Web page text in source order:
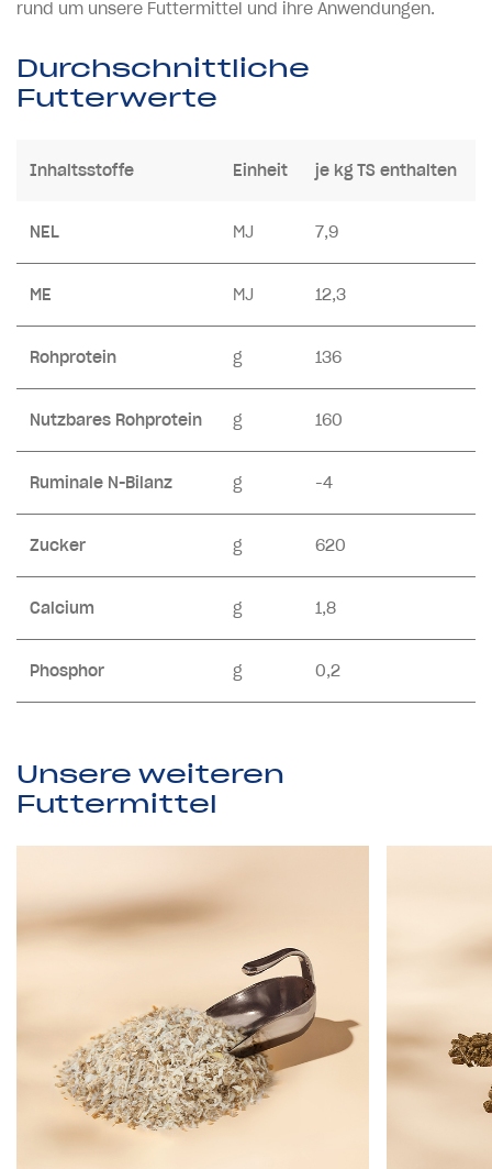
rund um unsere Futtermittel und ihre Anwendungen.
Durchschnittliche
Futterwerte
Inhaltsstoffe Einheit je kg TS enthalten
NEL MJ 7,9
ME MJ 12,3
Rohprotein g 136
Nutzbares Rohprotein g 160
Ruminale N-Bilanz g -4
Zucker g 620
Calcium g 1,8
Phosphor g 0,2
Unsere weiteren
Futtermittel